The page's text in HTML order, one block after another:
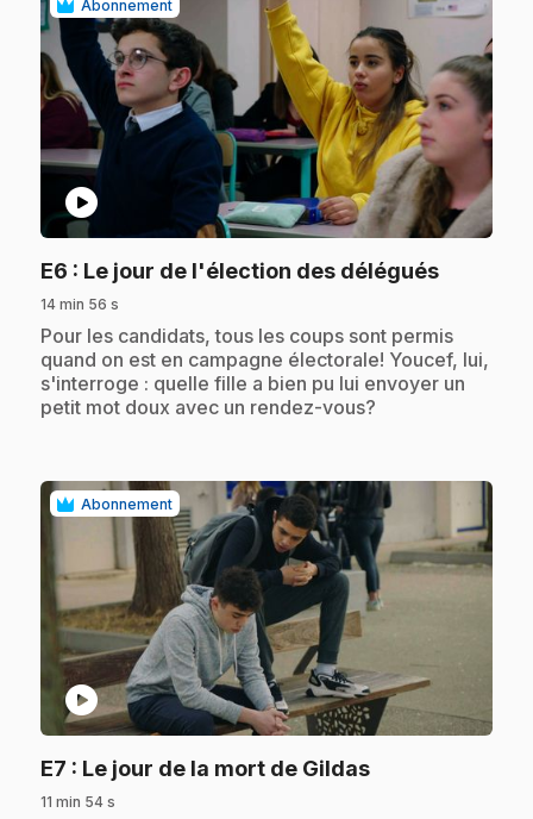
Abonnement
play_circle
E6 : Le jour de l'élection des délégués.
14 min 56 s
.Pour les candidats, tous les coups sont permis
quand on est en campagne électorale! Youcef, lui,
s'interroge : quelle fille a bien pu lui envoyer un
petit mot doux avec un rendez-vous?
Abonnement
play_circle
E7 : Le jour de la mort de Gildas.
11 min 54 s